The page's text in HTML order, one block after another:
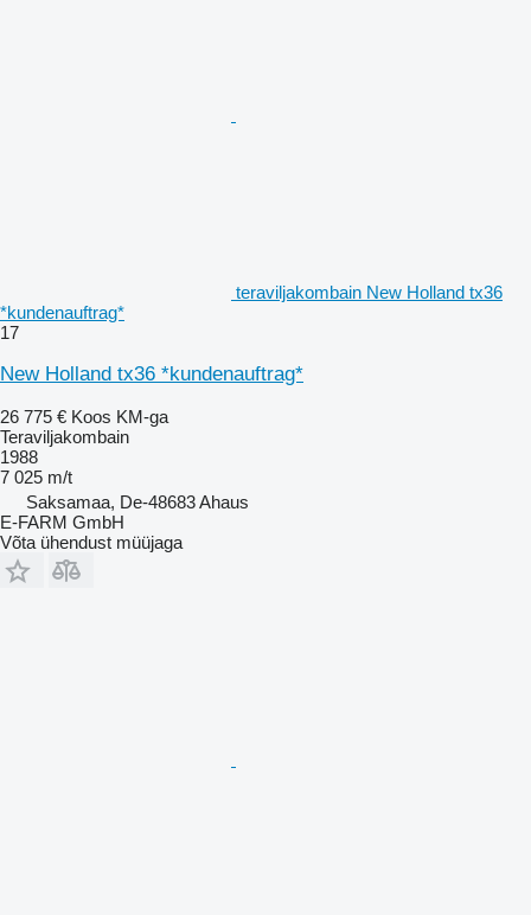
teraviljakombain New Holland tx36
*kundenauftrag*
17
New Holland tx36 *kundenauftrag*
26 775 € Koos KM-ga
Teraviljakombain
1988
7 025 m/t
Saksamaa, De-48683 Ahaus
E-FARM GmbH
Võta ühendust müüjaga